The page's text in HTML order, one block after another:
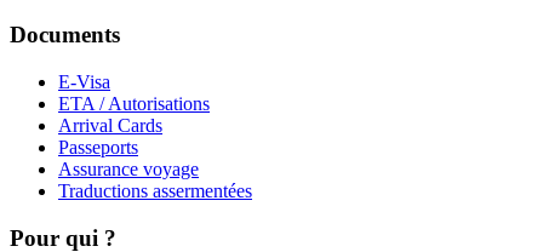
Documents
E-Visa
ETA / Autorisations
Arrival Cards
Passeports
Assurance voyage
Traductions assermentées
Pour qui ?